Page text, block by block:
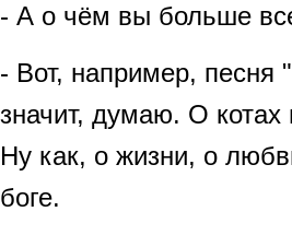
- А о чём вы больше
- Вот, например,
значит, думаю. О
Ну как, о жизни, о
боге.